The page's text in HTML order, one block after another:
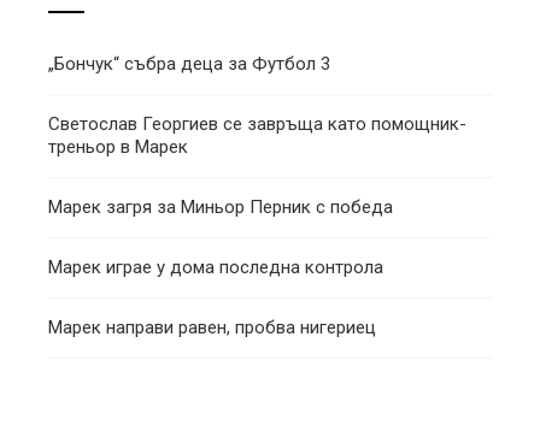
„Бончук“ събра деца за Футбол 3
Светослав Георгиев се завръща като помощник-
треньор в Марек
Марек загря за Миньор Перник с победа
Марек играе у дома последна контрола
Марек направи равен, пробва нигериец